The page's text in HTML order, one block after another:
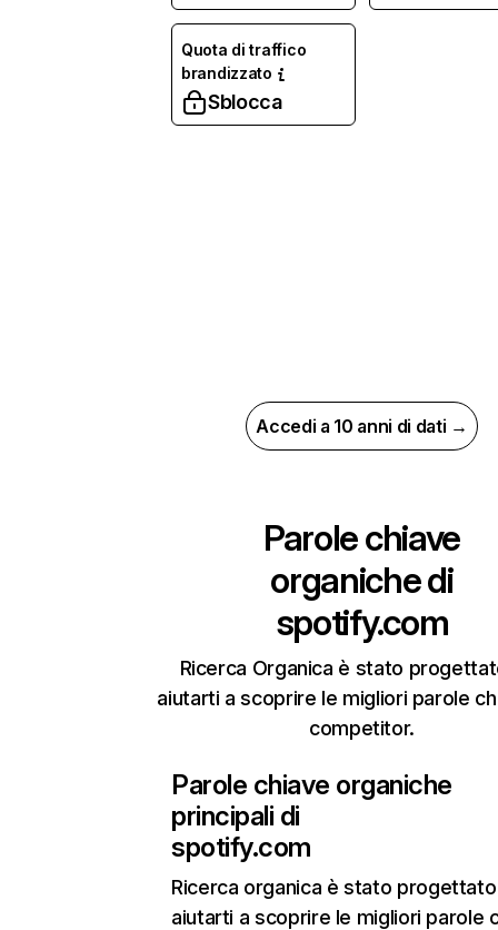
Quota di traffico
brandizzato
Sblocca
Accedi a 10 anni di dati →
Parole chiave
organiche di
spotify.com
Ricerca Organica è stato
aiutarti a scoprire le migliori parole
competitor.
Parole chiave organiche
principali di
spotify.com
Ricerca organica è stato
aiutarti a scoprire le migliori parole